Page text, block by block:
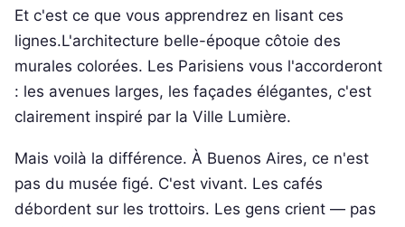
Et c'est ce que vous apprendrez en lisant ces
lignes.L'architecture belle-époque côtoie des
murales colorées. Les Parisiens vous l'accorderont
: les avenues larges, les façades élégantes, c'est
clairement inspiré par la Ville Lumière.
Mais voilà la différence. À Buenos Aires, ce n'est
pas du musée figé. C'est vivant. Les cafés
débordent sur les trottoirs. Les gens crient — pas